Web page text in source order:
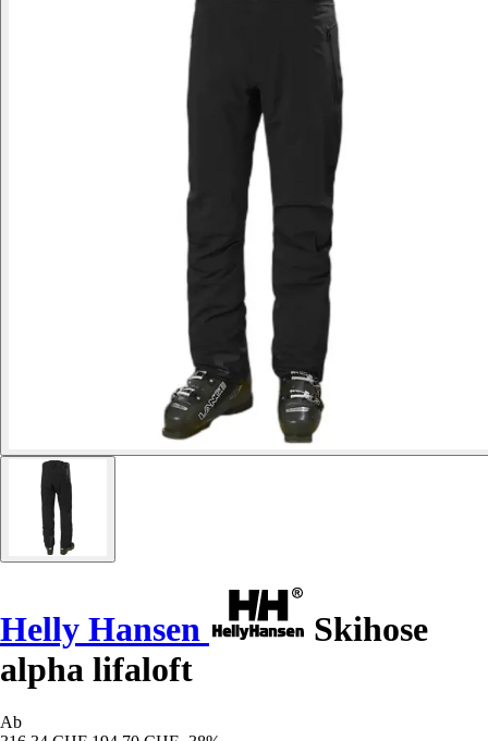
Helly Hansen
Skihose
alpha lifaloft
Ab